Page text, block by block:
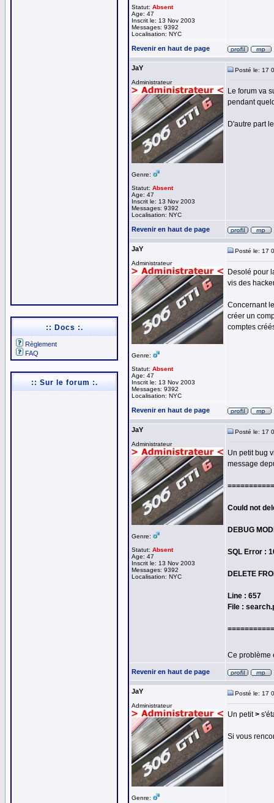
:: Docs :.
Règlement
FAQ
:: Sur le forum :.
Statut: Absent
Age: 47
Inscrit le: 13 Nov 2003
Messages: 9392
Localisation: NYC
Revenir en haut de page
JaY
Administrateur
Genre:
Statut: Absent
Age: 47
Inscrit le: 13 Nov 2003
Messages: 9392
Localisation: NYC
Posté le: 17
Le forum va
pendant
D'autre part
Revenir en haut de page
JaY
Administrateur
Genre:
Statut: Absent
Age: 47
Inscrit le: 13 Nov 2003
Messages: 9392
Localisation: NYC
Posté le: 17
Desolé pour
vis des
Concernant
créer un
comptes
Revenir en haut de page
JaY
Administrateur
Genre:
Statut: Absent
Age: 47
Inscrit le: 13 Nov 2003
Messages: 9392
Localisation: NYC
Posté le: 17
Un petit bug
message
Could not
DEBUG
SQL Error :
DELETE
Line : 657
File :
Ce problème
Revenir en haut de page
JaY
Administrateur
Genre:
Posté le: 17
Un petit>
Si vous